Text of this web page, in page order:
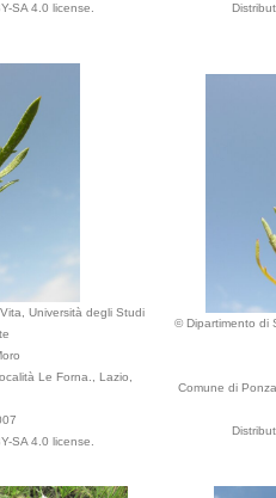
SA 4.0 license.
Università degli Studi
Le Forna., Lazio,
SA 4.0 license.
© Dipartimento di
Comune di